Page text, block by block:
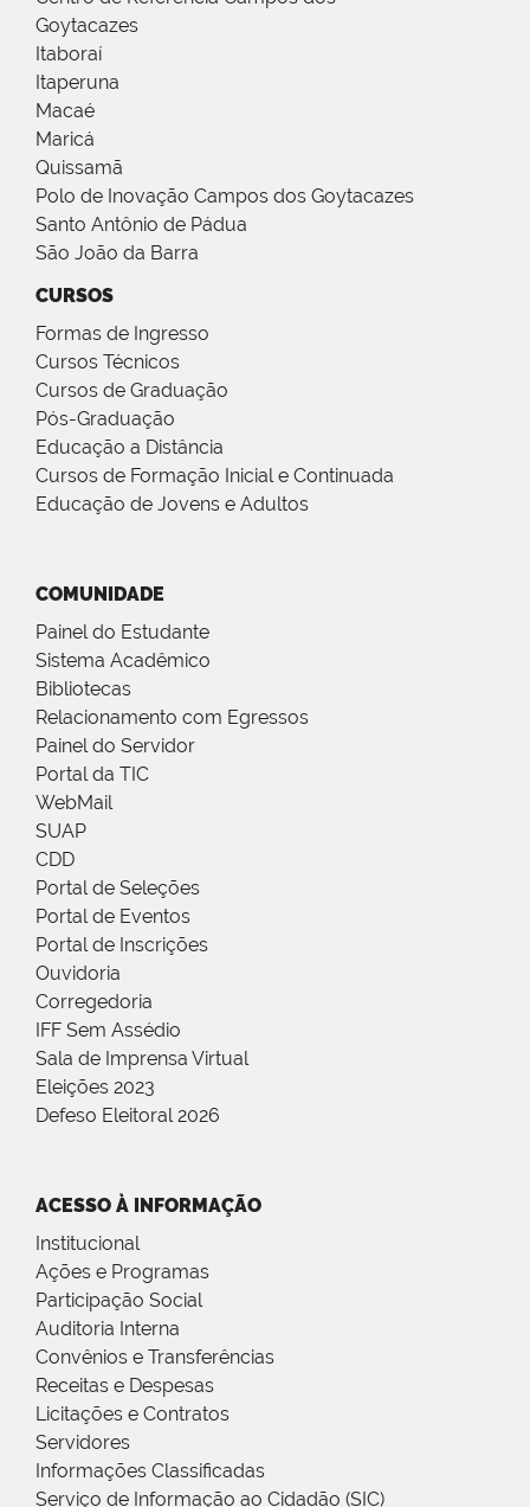
Goytacazes
Itaboraí
Itaperuna
Macaé
Maricá
Quissamã
Polo de Inovação Campos dos Goytacazes
Santo Antônio de Pádua
São João da Barra
CURSOS
Formas de Ingresso
Cursos Técnicos
Cursos de Graduação
Pós-Graduação
Educação a Distância
Cursos de Formação Inicial e Continuada
Educação de Jovens e Adultos
COMUNIDADE
Painel do Estudante
Sistema Acadêmico
Bibliotecas
Relacionamento com Egressos
Painel do Servidor
Portal da TIC
WebMail
SUAP
CDD
Portal de Seleções
Portal de Eventos
Portal de Inscrições
Ouvidoria
Corregedoria
IFF Sem Assédio
Sala de Imprensa Virtual
Eleições 2023
Defeso Eleitoral 2026
ACESSO À INFORMAÇÃO
Institucional
Ações e Programas
Participação Social
Auditoria Interna
Convênios e Transferências
Receitas e Despesas
Licitações e Contratos
Servidores
Informações Classificadas
Serviço de Informação ao Cidadão (SIC)